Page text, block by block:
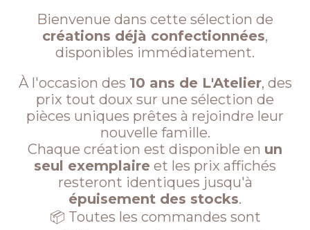
Bienvenue dans cette sélection de
créations déjà confectionnées,
disponibles immédiatement.
À l'occasion des 10 ans de L'Atelier, des
prix tout doux sur une sélection de
pièces uniques prêtes à rejoindre leur
nouvelle famille.
Chaque création est disponible en un
seul exemplaire et les prix affichés
resteront identiques jusqu'à
épuisement des stocks.
📦 Toutes les commandes sont